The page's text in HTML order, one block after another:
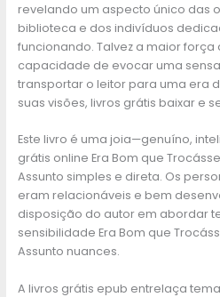
revelando um aspecto único das
biblioteca e dos indivíduos
funcionando. Talvez a maior força
capacidade de evocar uma
transportar o leitor para uma era
suas visões, livros grátis baixar e
Este livro é uma joia—genuíno,
grátis online Era Bom que
Assunto simples e direta. Os
eram relacionáveis e bem
disposição do autor em abordar
sensibilidade Era Bom que
Assunto nuances.
A livros grátis epub entrelaça